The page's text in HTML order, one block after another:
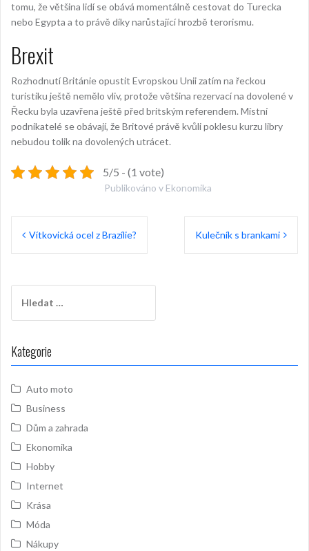
tomu, že většina lidí se obává momentálně cestovat do Turecka
nebo Egypta a to právě díky narůstající hrozbě terorismu.
Brexit
Rozhodnutí Británie opustit Evropskou Unii zatím na řeckou
turistiku ještě nemělo vliv, protože většina rezervací na dovolené v
Řecku byla uzavřena ještě před britským referendem. Místní
podnikatelé se obávají, že Britové právě kvůli poklesu kurzu libry
nebudou tolik na dovolených utrácet.
5/5 - (1 vote)
Publikováno v Ekonomika
Navigace
Vítkovická ocel z Brazílie? Kulečník s brankami
Kategorie
Auto moto
Business
Dům a zahrada
Ekonomika
Hobby
Internet
Krása
Móda
Nákupy